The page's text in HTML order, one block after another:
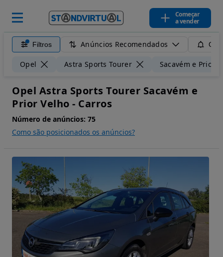
Começar
a vender
Filtros Anúncios Recomendados
Opel Astra Sports Tourer Sacavém e Prior
Opel Astra Sports Tourer Sacavém e
Prior Velho - Carros
Número de anúncios: 75
Como são posicionados os anúncios?